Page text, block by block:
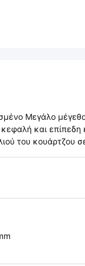
Μεγάλο
κεφαλή και
του κουάρτζου